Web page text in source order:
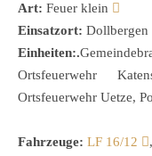
Art: Feuer klein
Einsatzort: Dollbergen
Einheiten:.
Ortsfeuerwehr
Ortsfeuerwehr Uetze,
Fahrzeuge: LF 16/12 ,